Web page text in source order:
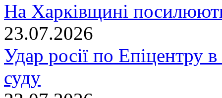
На Харківщині
23.07.2026
Удар росії по Епіцентру
суду